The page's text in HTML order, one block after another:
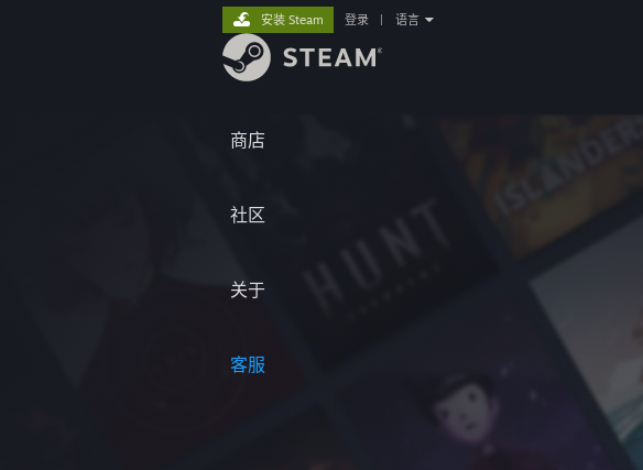
商店
社区
关于
客服
安装 Steam 登录 语言